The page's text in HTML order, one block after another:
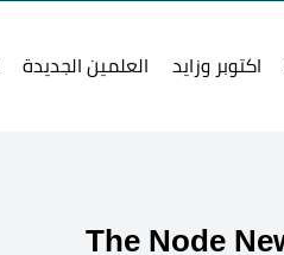
اكتوبر وزايد العلمين الجديدة